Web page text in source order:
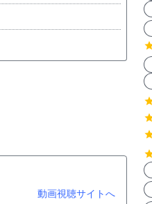
動画視聴サイトへ